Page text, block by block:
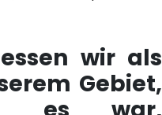
wir als
Gebiet,